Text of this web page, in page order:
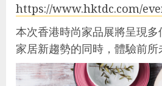
https://www.hktdc.com/
本次香港時尚家品展將呈現
家居新趨勢的同時，體驗前所